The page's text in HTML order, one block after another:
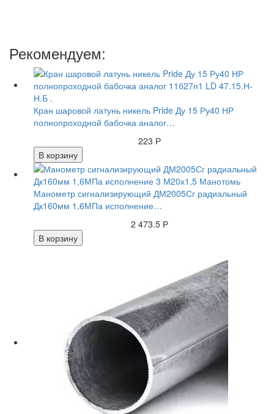
Рекомендуем:
Кран шаровой латунь никель Pride Ду 15 Ру40 НР
полнопроходной бабочка аналог…
223 Р
В корзину
Манометр сигнализирующий ДМ2005Сг радиальный
Дк160мм 1,6МПа исполнение…
2 473.5 Р
В корзину